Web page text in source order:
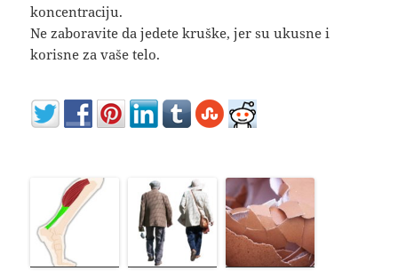
koncentraciju.
Ne zaboravite da jedete kruške, jer su ukusne i
korisne za vaše telo.